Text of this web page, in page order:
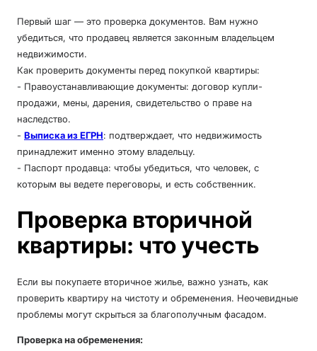
Первый шаг — это проверка документов. Вам нужно
убедиться, что продавец является законным владельцем
недвижимости.
Как проверить документы перед покупкой квартиры:
- Правоустанавливающие документы: договор купли-
продажи, мены, дарения, свидетельство о праве на
наследство.
- Выписка из ЕГРН: подтверждает, что недвижимость
принадлежит именно этому владельцу.
- Паспорт продавца: чтобы убедиться, что человек, с
которым вы ведете переговоры, и есть собственник.
Проверка вторичной
квартиры: что учесть
Если вы покупаете вторичное жилье, важно узнать, как
проверить квартиру на чистоту и обременения. Неочевидные
проблемы могут скрыться за благополучным фасадом.
Проверка на обременения: